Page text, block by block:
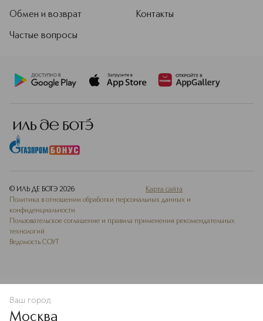
В КОРЗИНУ
Обмен и возврат
Частые вопросы
Контакты
© ИЛЬ ДЕ БОТЭ 2026
Карта сайта
Политика в отношении обработки персональных данных и
конфиденциальности
Пользовательское соглашение и правила применения рекомендательных
технологий
Ведомость СОУТ
Ваш город
Москва